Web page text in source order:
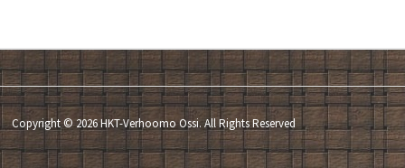
Copyright © 2026 HKT-Verhoomo Ossi. All Rights Reserved